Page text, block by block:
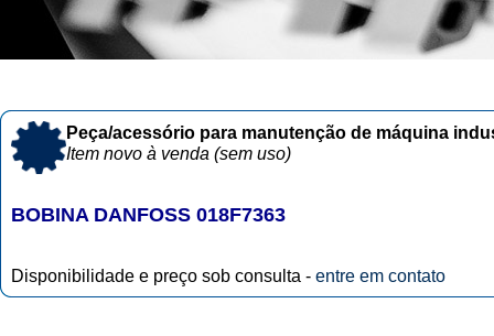
Peça/acessório para manutenção de máquina
Item novo à venda (sem uso)
BOBINA DANFOSS 018F7363
Disponibilidade e preço sob consulta - entre em contato